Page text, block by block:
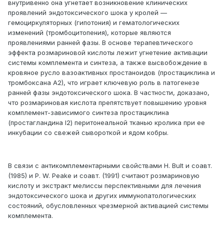
внутривенно она угнетает возникновение клинических
проявлений эндотоксического шока у кролей —
гемоциркуляторных (гипотония) и гематологических
изменений (тромбоцитопения), которые являются
проявлениями ранней фазы. В основе терапевтического
эффекта розмариновой кислоты лежит угнетение активации
системы комплемента и синтеза, а также высвобождение в
кровяное русло вазоактивных простаноидов (простациклина и
тромбоксана А2), что играет ключевую роль в патогенезе
ранней фазы эндотоксического шока. В частности, доказано,
что розмариновая кислота препятствует повышению уровня
комплемент-зависимого синтеза простациклина
(простагландина I2) перитонеальной тканью кролика при ее
инкубации со свежей сывороткой и ядом кобры.
В связи с антикомплементарными свойствами H. Bult и соавт.
(1985) и P. W. Peake и соавт. (1991) считают розмариновую
кислоту и экстракт мелиссы перспективными для лечения
эндотоксического шока и других иммунопатологических
состояний, обусловленных чрезмерной активацией системы
комплемента.